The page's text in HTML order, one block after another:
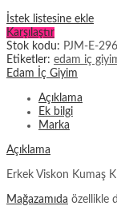
İstek listesine ekle
Karşılaştır
Stok kodu: PJM-E-
Etiketler: edam iç
Edam İç Giyim
Açıklama
Ek bilgi
Marka
Açıklama
Erkek Viskon Kumaş
Mağazamıda özellikle